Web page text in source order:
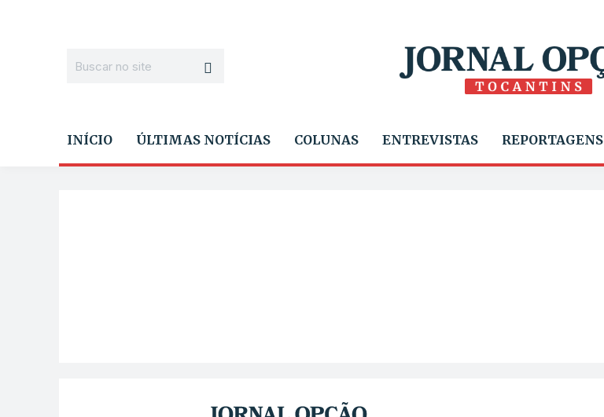
INÍCIO ÚLTIMAS NOTÍCIAS COLUNAS ENTREVISTAS REPORTAGENS